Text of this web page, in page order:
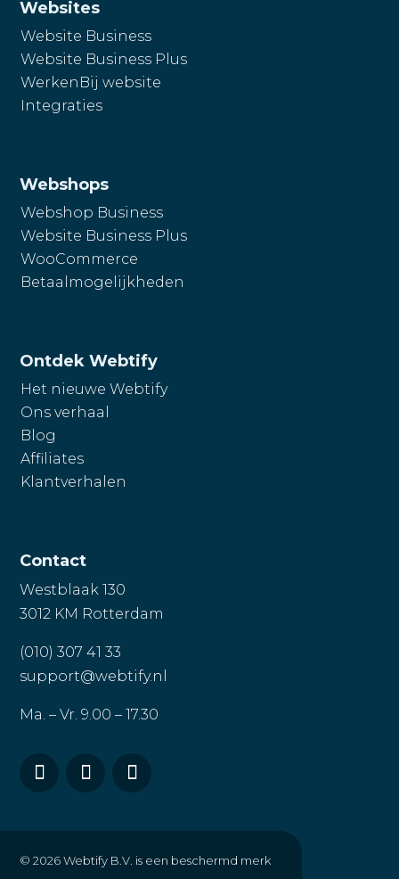
Websites
Website Business
Website Business Plus
WerkenBij website
Integraties
Webshops
Webshop Business
Website Business Plus
WooCommerce
Betaalmogelijkheden
Ontdek Webtify
Het nieuwe Webtify
Ons verhaal
Blog
Affiliates
Klantverhalen
Contact
Westblaak 130
3012 KM Rotterdam
(010) 307 41 33
support@webtify.nl
Ma. – Vr. 9.00 – 17.30
© 2026Webtify B.V. is een beschermd merk